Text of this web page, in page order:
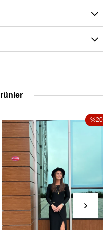
%20